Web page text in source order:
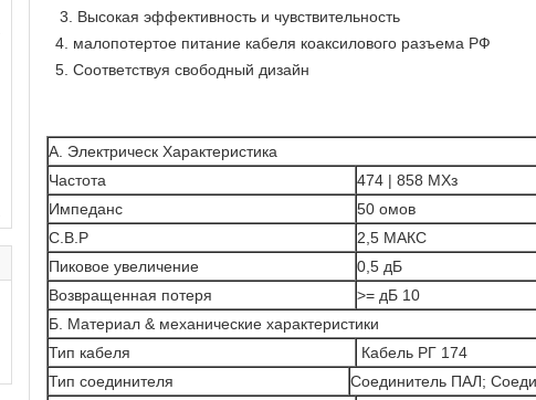
3. Высокая эффективность и чувствительность
4. малопотертое питание кабеля коаксилового разъема РФ
5. Соответствуя свободный дизайн
А. Электрическ Характеристика
Частота
474 | 858 МХз
Импеданс
50 омов
С.В.Р
2,5 МАКС
Пиковое увеличение
0,5 дБ
Возвращенная потеря
>= дБ 10
Б. Материал & механические характеристики
Тип кабеля
Кабель РГ 174
Тип соединителя
Соединитель ПАЛ;